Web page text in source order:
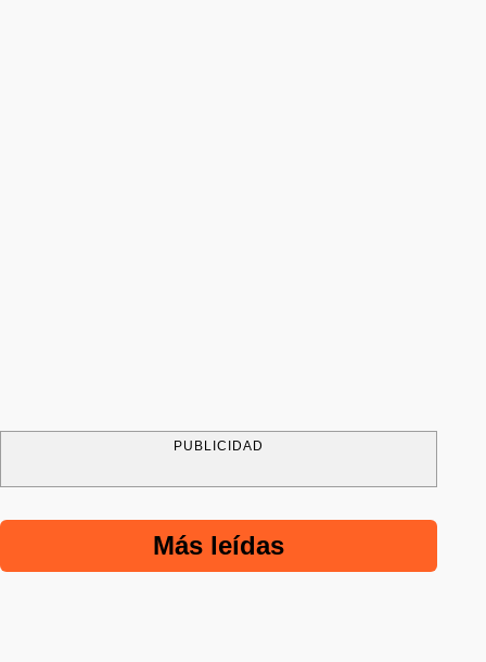
PUBLICIDAD
Más leídas